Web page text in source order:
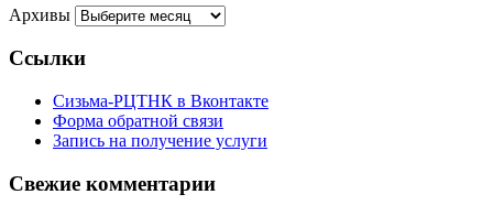
Архивы
Ссылки
Сизьма-РЦТНК в Вконтакте
Форма обратной связи
Запись на получение услуги
Свежие комментарии